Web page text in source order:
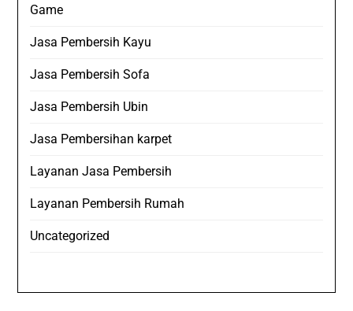
Game
Jasa Pembersih Kayu
Jasa Pembersih Sofa
Jasa Pembersih Ubin
Jasa Pembersihan karpet
Layanan Jasa Pembersih
Layanan Pembersih Rumah
Uncategorized